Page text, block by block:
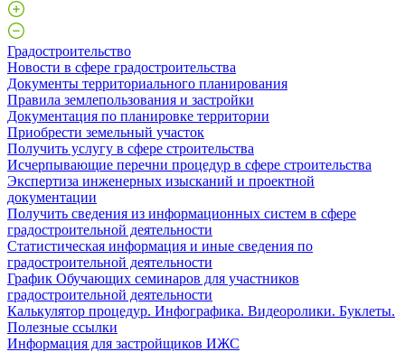
Градостроительство
Новости в сфере градостроительства
Документы территориального планирования
Правила землепользования и застройки
Документация по планировке территории
Приобрести земельный участок
Получить услугу в сфере строительства
Исчерпывающие перечни процедур в сфере строительства
Экспертиза инженерных изысканий и проектной
документации
Получить сведения из информационных систем в сфере
градостроительной деятельности
Статистическая информация и иные сведения по
градостроительной деятельности
График Обучающих семинаров для участников
градостроительной деятельности
Калькулятор процедур. Инфографика. Видеоролики. Буклеты.
Полезные ссылки
Информация для застройщиков ИЖС